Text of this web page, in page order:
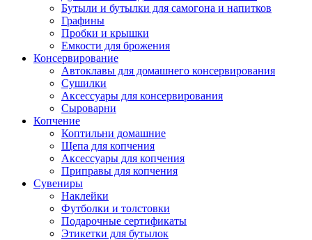
Бутыли и бутылки для самогона и напитков
Графины
Пробки и крышки
Емкости для брожения
Консервирование
Автоклавы для домашнего консервирования
Сушилки
Аксессуары для консервирования
Сыроварни
Копчение
Коптильни домашние
Щепа для копчения
Аксессуары для копчения
Приправы для копчения
Сувениры
Наклейки
Футболки и толстовки
Подарочные сертификаты
Этикетки для бутылок